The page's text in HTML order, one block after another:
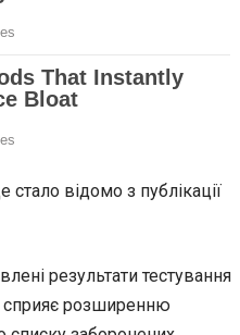
відомо з публікації
результати тестування
сприяє розширенню